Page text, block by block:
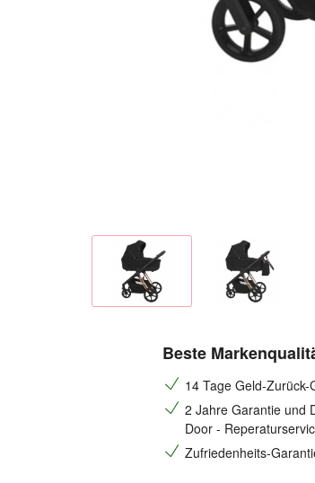
Beste
14 Tage Geld-Zurück-
2 Jahre Garantie und
Door -
Zufriedenheits-